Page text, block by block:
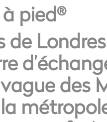
pied®
de
des